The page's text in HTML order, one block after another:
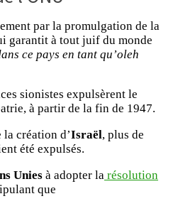
par la promulgation de la
garantit à tout juif du monde
ce pays en tant qu’oleh
sionistes expulsèrent le
à partir de la fin de 1947.
création d’Israël, plus de
été expulsés.
Unies à adopter la résolution
que